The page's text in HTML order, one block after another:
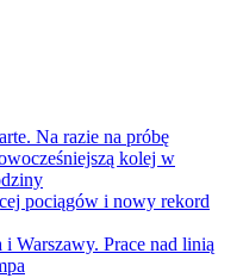
Na razie na próbę
kolej w
pociągów i nowy rekord
Warszawy. Prace nad linią